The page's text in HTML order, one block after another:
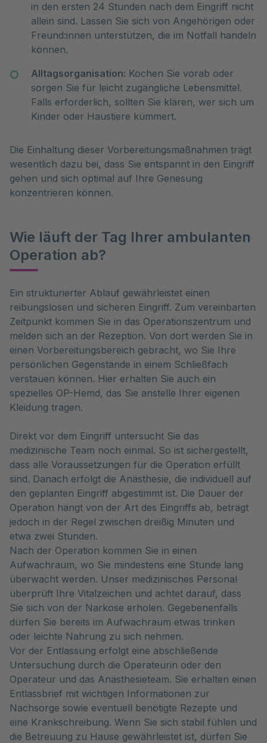
in den ersten 24 Stunden nach dem Eingriff nicht
allein sind. Lassen Sie sich von Angehörigen oder
Freund:innen unterstützen, die im Notfall handeln
können.
Alltagsorganisation: Kochen Sie vorab oder
sorgen Sie für leicht zugängliche Lebensmittel.
Falls erforderlich, sollten Sie klären, wer sich um
Kinder oder Haustiere kümmert.
Die Einhaltung dieser Vorbereitungsmaßnahmen trägt
wesentlich dazu bei, dass Sie entspannt in den Eingriff
gehen und sich optimal auf Ihre Genesung
konzentrieren können.
Wie läuft der Tag Ihrer ambulanten
Operation ab?
Ein strukturierter Ablauf gewährleistet einen
reibungslosen und sicheren Eingriff. Zum vereinbarten
Zeitpunkt kommen Sie in das Operationszentrum und
melden sich an der Rezeption. Von dort werden Sie in
einen Vorbereitungsbereich gebracht, wo Sie Ihre
persönlichen Gegenstände in einem Schließfach
verstauen können. Hier erhalten Sie auch ein
spezielles OP-Hemd, das Sie anstelle Ihrer eigenen
Kleidung tragen.
Direkt vor dem Eingriff untersucht Sie das
medizinische Team noch einmal. So ist sichergestellt,
dass alle Voraussetzungen für die Operation erfüllt
sind. Danach erfolgt die Anästhesie, die individuell auf
den geplanten Eingriff abgestimmt ist. Die Dauer der
Operation hängt von der Art des Eingriffs ab, beträgt
jedoch in der Regel zwischen dreißig Minuten und
etwa zwei Stunden.
Nach der Operation kommen Sie in einen
Aufwachraum, wo Sie mindestens eine Stunde lang
überwacht werden. Unser medizinisches Personal
überprüft Ihre Vitalzeichen und achtet darauf, dass
Sie sich von der Narkose erholen. Gegebenenfalls
dürfen Sie bereits im Aufwachraum etwas trinken
oder leichte Nahrung zu sich nehmen.
Vor der Entlassung erfolgt eine abschließende
Untersuchung durch die Operateurin oder den
Operateur und das Anästhesieteam. Sie erhalten einen
Entlassbrief mit wichtigen Informationen zur
Nachsorge sowie eventuell benötigte Rezepte und
eine Krankschreibung. Wenn Sie sich stabil fühlen und
die Betreuung zu Hause gewährleistet ist, dürfen Sie